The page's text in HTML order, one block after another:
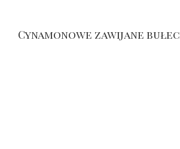
Cynamonowe zawijane